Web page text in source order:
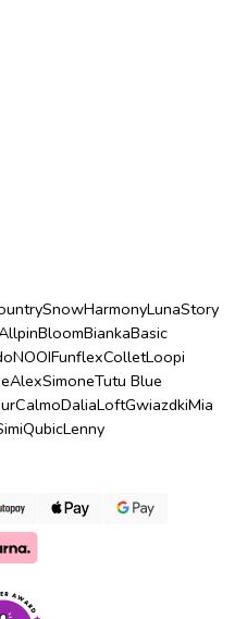
SnowHarmonyLunaStory
BloomBiankaBasic
NOOIFunflexColletLoopi
AlexSimoneTutu Blue
CalmoDaliaLoftGwiazdkiMia
QubicLenny